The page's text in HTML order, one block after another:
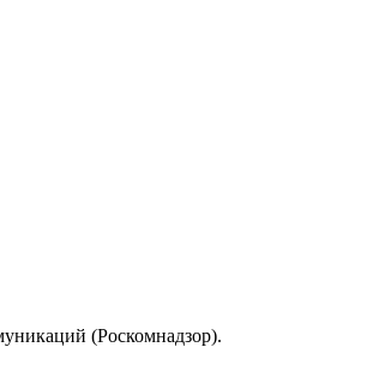
(Роскомнадзор).